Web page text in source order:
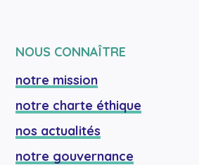
NOUS CONNAÎTRE
notre mission
notre charte éthique
nos actualités
notre gouvernance